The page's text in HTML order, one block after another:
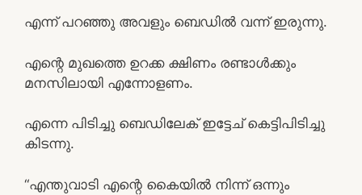
എന്ന് പറഞ്ഞു അവളും ബെഡിൽ വന്ന് ഇരുന്നു.
എന്റെ മുഖത്തെ ഉറക്ക ക്ഷിണം രണ്ടാൾക്കും
മനസിലായി എന്നോളണം.
എന്നെ പിടിച്ചു ബെഡിലേക് ഇട്ടേച് കെട്ടിപിടിച്ചു
കിടന്നു.
“എന്തുവാടി എന്റെ കൈയിൽ നിന്ന് ഒന്നും